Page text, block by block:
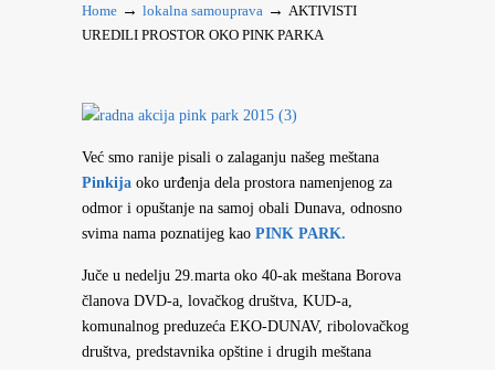
Home → lokalna samouprava → AKTIVISTI
UREDILI PROSTOR OKO PINK PARKA
Već smo ranije pisali o zalaganju našeg meštana
Pinkija oko urđenja dela prostora namenjenog za
odmor i opuštanje na samoj obali Dunava, odnosno
svima nama poznatijeg kao PINK PARK.
Juče u nedelju 29.marta oko 40-ak meštana Borova
članova DVD-a, lovačkog društva, KUD-a,
komunalnog preduzeća EKO-DUNAV, ribolovačkog
društva, predstavnika opštine i drugih meštana